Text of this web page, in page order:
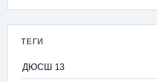
ТЕГИ
ДЮСШ 13